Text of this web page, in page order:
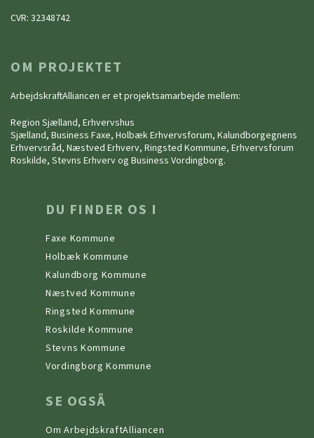
CVR: 32348742
OM PROJEKTET
ArbejdskraftAlliancen er et projektsamarbejde mellem:
Region Sjælland, Erhvervshus
Sjælland, Business Faxe, Holbæk Erhvervsforum, Kalundborgegnens
Erhvervsråd, Næstved Erhverv, Ringsted Kommune, Erhvervsforum
Roskilde, Stevns Erhverv og Business Vordingborg.
DU FINDER OS I
Faxe Kommune
Holbæk Kommune
Kalundborg Kommune
Næstved Kommune
Ringsted Kommune
Roskilde Kommune
Stevns Kommune
Vordingborg Kommune
SE OGSÅ
Om ArbejdskraftAlliancen